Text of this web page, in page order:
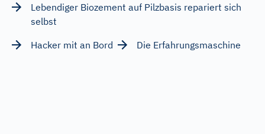
Lebendiger Biozement auf Pilzbasis repariert sich
selbst
Hacker mit an Bord
Die Erfahrungsmaschine